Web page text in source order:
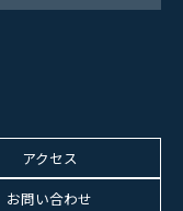
アクセス
お問い合わせ